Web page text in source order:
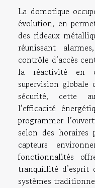
La domotique
évolution, en
des rideaux
réunissant
contrôle d’accès
la réactivité en
supervision globale
sécurité, cette
l’efficacité
programmer
selon des horaires
capteurs
fonctionnalités
tranquillité d’esprit
systèmes